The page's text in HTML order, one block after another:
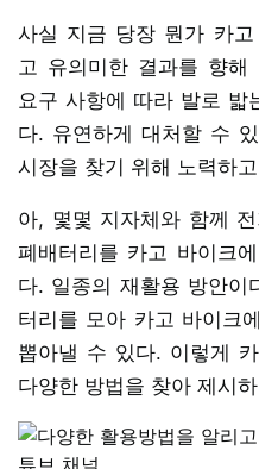
사실 지금 당장 뭔가 카고
고 유의미한 결과를 향
요구 사항에 따라 발로
다. 유연하게 대처할 수
시장을 찾기 위해 노력하
아, 몇몇 지자체와 함께
폐배터리를 카고 바이크
다. 일종의 재활용 방안이
터리를 모아 카고 바이크
뽑아낼 수 있다. 이렇게
다양한 방법을 찾아 제시